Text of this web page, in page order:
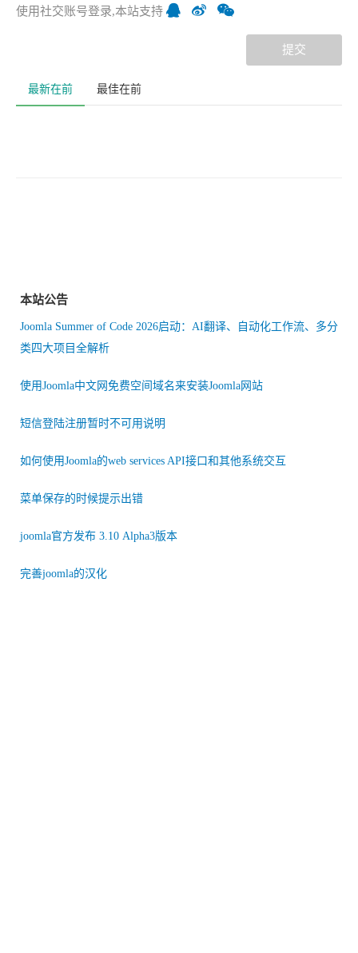
使用社交账号登录,本站支持
提交
最新在前 最佳在前
本站公告
Joomla Summer of Code 2026启动：AI翻译、自动化工作流、多分
类四大项目全解析
使用Joomla中文网免费空间域名来安装Joomla网站
短信登陆注册暂时不可用说明
如何使用Joomla的web services API接口和其他系统交互
菜单保存的时候提示出错
joomla官方发布 3.10 Alpha3版本
完善joomla的汉化